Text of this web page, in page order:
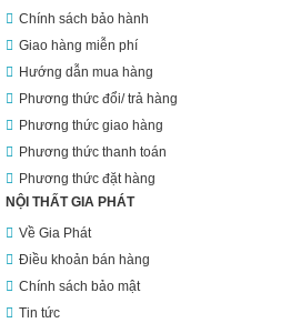
Chính sách bảo hành
Giao hàng miễn phí
Hướng dẫn mua hàng
Phương thức đổi/ trả hàng
Phương thức giao hàng
Phương thức thanh toán
Phương thức đặt hàng
NỘI THẤT GIA PHÁT
Về Gia Phát
Điều khoản bán hàng
Chính sách bảo mật
Tin tức